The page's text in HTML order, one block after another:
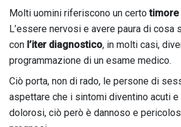
Molti uomini riferiscono un certotimore
L’essere nervosi e avere paura di
con l’iter diagnostico, in molti casi,
programmazione di un esame medico.
Ciò porta, non di rado, le persone di
aspettare che i sintomi diventino acuti
dolorosi, ciò però è dannoso e